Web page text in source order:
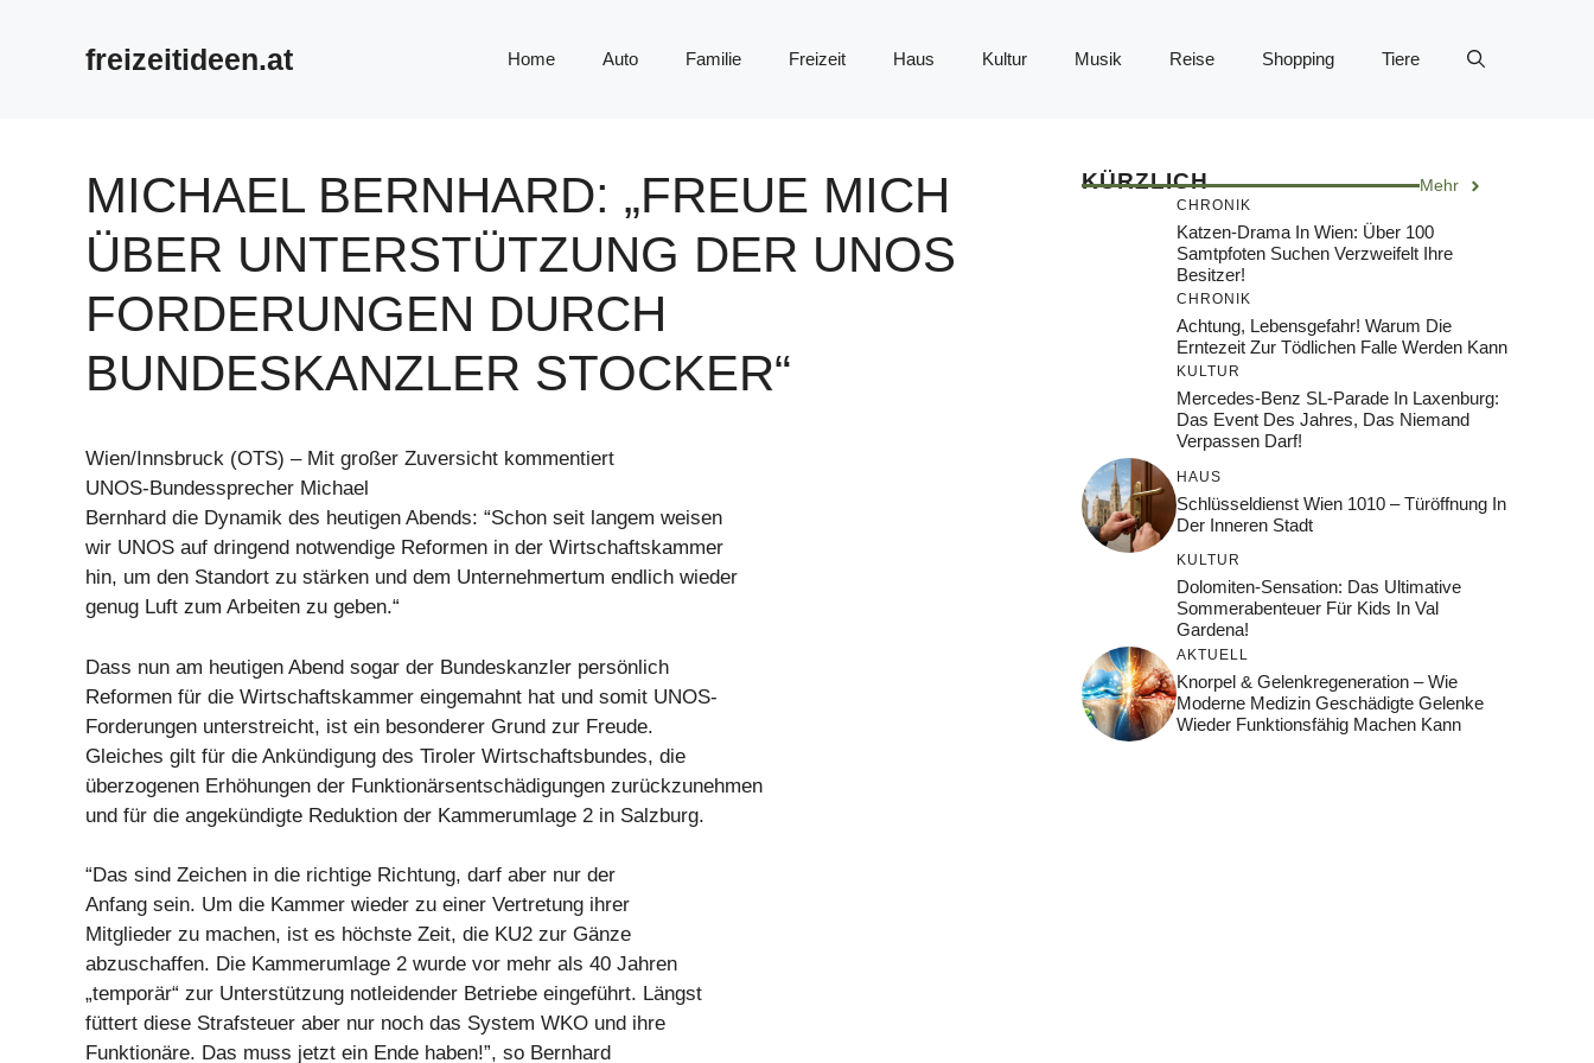
freizeitideen.at Home Auto Familie Freizeit Haus Kultur Musik Reise Shopping Tiere
MICHAEL BERNHARD: „FREUE MICH
ÜBER UNTERSTÜTZUNG DER UNOS
FORDERUNGEN DURCH
BUNDESKANZLER STOCKER“
Wien/Innsbruck (OTS) – Mit großer Zuversicht kommentiert
UNOS-Bundessprecher Michael
Bernhard die Dynamik des heutigen Abends: “Schon seit langem weisen
wir UNOS auf dringend notwendige Reformen in der Wirtschaftskammer
hin, um den Standort zu stärken und dem Unternehmertum endlich wieder
genug Luft zum Arbeiten zu geben.“
Dass nun am heutigen Abend sogar der Bundeskanzler persönlich
Reformen für die Wirtschaftskammer eingemahnt hat und somit UNOS-
Forderungen unterstreicht, ist ein besonderer Grund zur Freude.
Gleiches gilt für die Ankündigung des Tiroler Wirtschaftsbundes, die
überzogenen Erhöhungen der Funktionärsentschädigungen zurückzunehmen
und für die angekündigte Reduktion der Kammerumlage 2 in Salzburg.
“Das sind Zeichen in die richtige Richtung, darf aber nur der
Anfang sein. Um die Kammer wieder zu einer Vertretung ihrer
Mitglieder zu machen, ist es höchste Zeit, die KU2 zur Gänze
abzuschaffen. Die Kammerumlage 2 wurde vor mehr als 40 Jahren
„temporär“ zur Unterstützung notleidender Betriebe eingeführt. Längst
füttert diese Strafsteuer aber nur noch das System WKO und ihre
Funktionäre. Das muss jetzt ein Ende haben!”, so Bernhard
KÜRZLICH Mehr
CHRONIK
Katzen-Drama In Wien: Über 100
Samtpfoten Suchen Verzweifelt Ihre
Besitzer!
CHRONIK
Achtung, Lebensgefahr! Warum Die
Erntezeit Zur Tödlichen Falle Werden Kann
KULTUR
Mercedes-Benz SL-Parade In Laxenburg:
Das Event Des Jahres, Das Niemand
Verpassen Darf!
HAUS
Schlüsseldienst Wien 1010 – Türöffnung In
Der Inneren Stadt
KULTUR
Dolomiten-Sensation: Das Ultimative
Sommerabenteuer Für Kids In Val
Gardena!
AKTUELL
Knorpel & Gelenkregeneration – Wie
Moderne Medizin Geschädigte Gelenke
Wieder Funktionsfähig Machen Kann